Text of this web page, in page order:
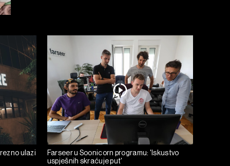
ulazi
Farseer u Soonicorn programu: 'Iskustvo
uspješnih skraćuje put'